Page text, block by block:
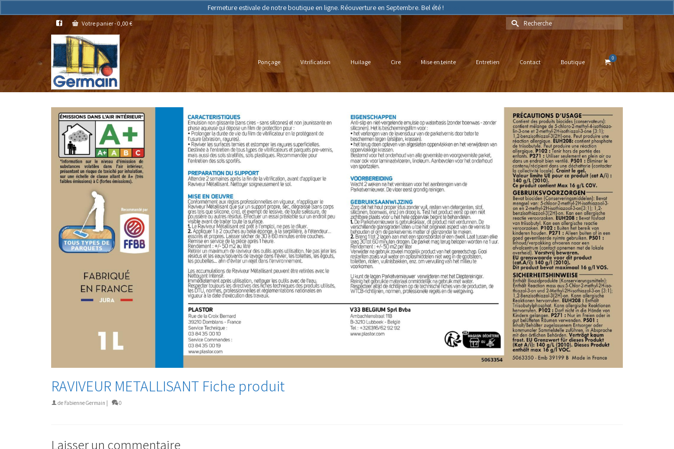
Fermeture estivale de notre boutique en ligne. Réouverture en Septembre. Bel été !
Votre panier-0,00 € Rechercher :
Ponçage Vitrification Huilage Cire Mise en teinte Entretien Contact Boutique 0
RAVIVEUR METALLISANT Fiche produit
de Fabienne Germain | 0
Laisser un commentaire